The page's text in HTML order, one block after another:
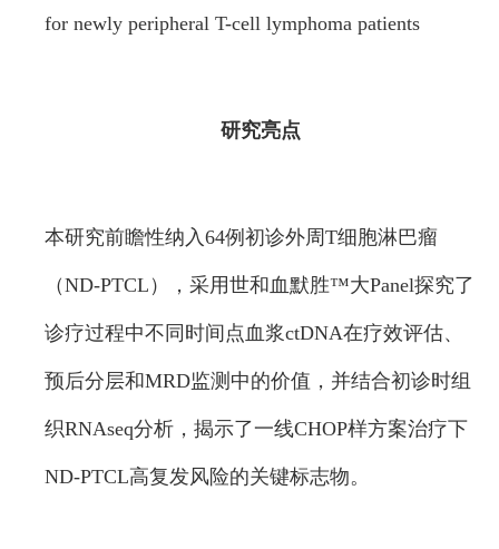
for newly peripheral T-cell lymphoma patients
研究亮点
本研究前瞻性纳入64例初诊外周T细胞淋巴瘤
（ND-PTCL），采用世和血默胜™大Panel探究了
诊疗过程中不同时间点血浆ctDNA在疗效评估、
预后分层和MRD监测中的价值，并结合初诊时组
织RNAseq分析，揭示了一线CHOP样方案治疗下
ND-PTCL高复发风险的关键标志物。